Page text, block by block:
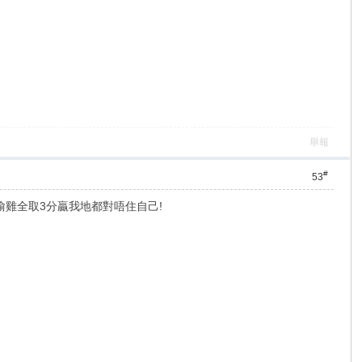
舉報
53#
全取3分贏我地都對唔住自己!